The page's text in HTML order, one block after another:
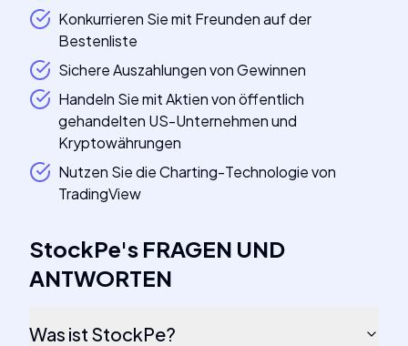
Konkurrieren Sie mit Freunden auf der
Bestenliste
Sichere Auszahlungen von Gewinnen
Handeln Sie mit Aktien von öffentlich
gehandelten US-Unternehmen und
Kryptowährungen
Nutzen Sie die Charting-Technologie von
TradingView
StockPe's FRAGEN UND
ANTWORTEN
Was ist StockPe?